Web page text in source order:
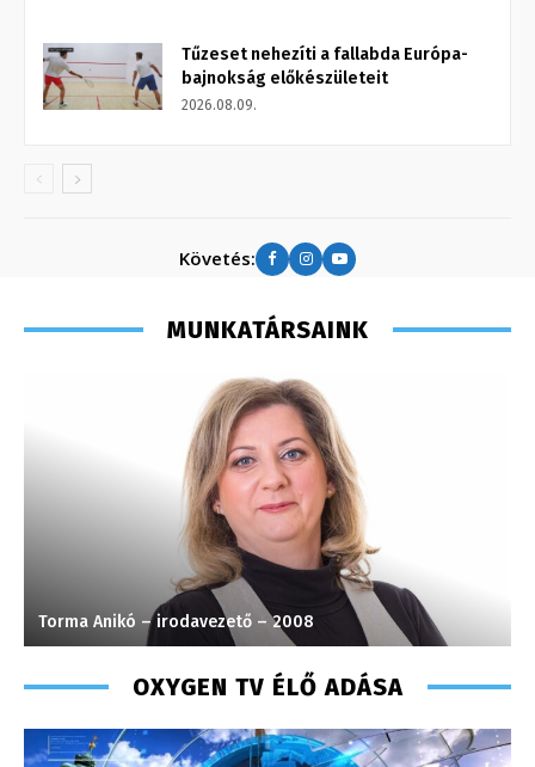
Tűzeset nehezíti a fallabda Európa-
bajnokság előkészületeit
2026.08.09.
Követés:
MUNKATÁRSAINK
Torma Anikó – irodavezető – 2008
OXYGEN TV ÉLŐ ADÁSA